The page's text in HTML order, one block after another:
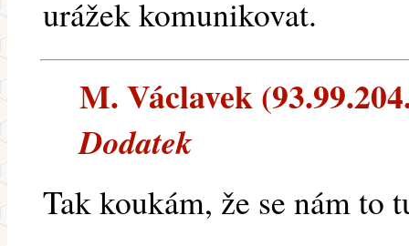
urážek komunikovat.
M. Václavek
Dodatek
Tak koukám, že se nám to